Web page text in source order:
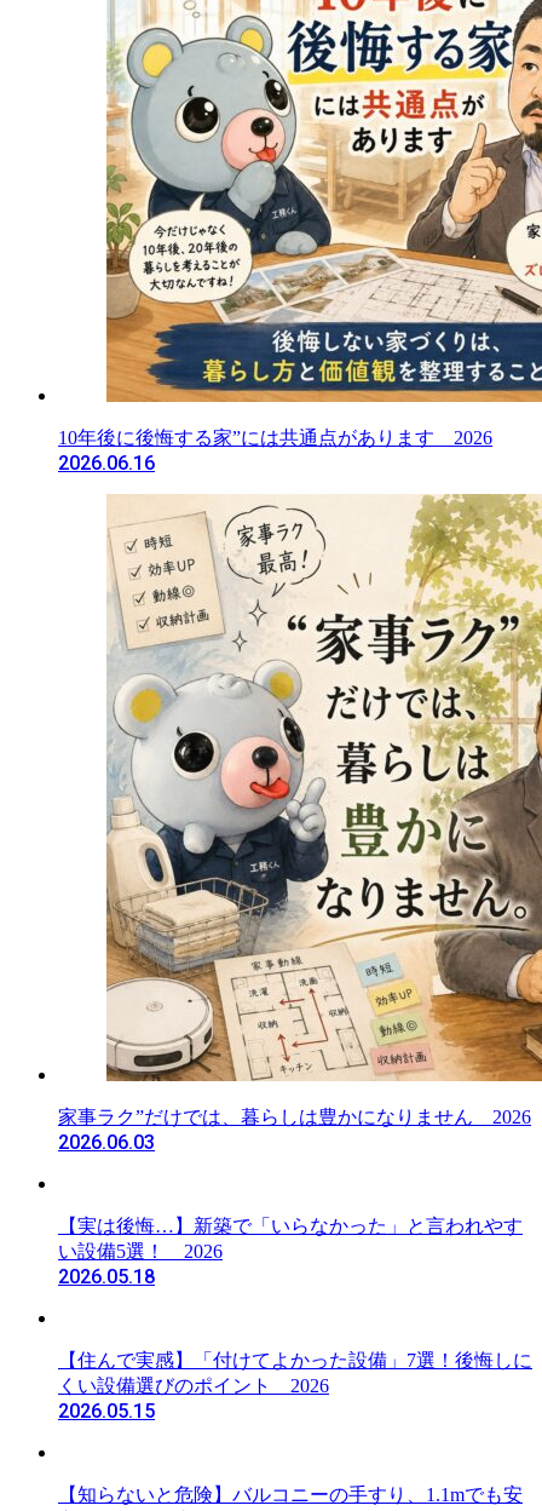
10年後に後悔する家”には共通点があります 2026
2026.06.16
家事ラク”だけでは、暮らしは豊かになりません 2026
2026.06.03
【実は後悔…】新築で「いらなかった」と言われやす
い設備5選！ 2026
2026.05.18
【住んで実感】「付けてよかった設備」7選！後悔しに
くい設備選びのポイント 2026
2026.05.15
【知らないと危険】バルコニーの手すり、1.1mでも安